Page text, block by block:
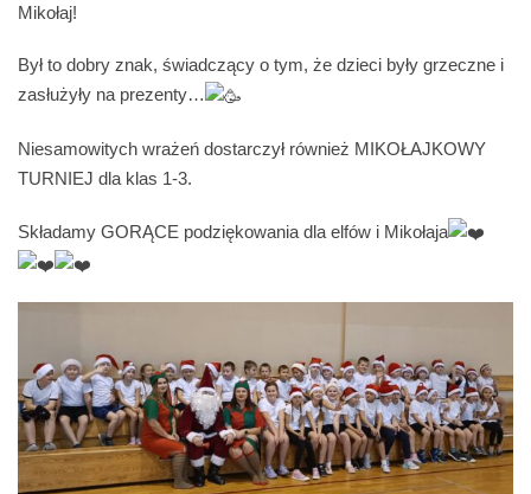
Mikołaj!
Był to dobry znak, świadczący o tym, że dzieci były grzeczne i
zasłużyły na prezenty…
Niesamowitych wrażeń dostarczył również MIKOŁAJKOWY
TURNIEJ dla klas 1-3.
Składamy GORĄCE podziękowania dla elfów i Mikołaja